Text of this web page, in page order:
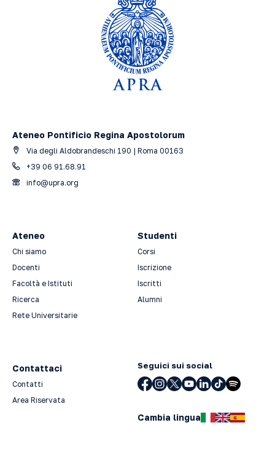
Ateneo Pontificio Regina Apostolorum
Via degli Aldobrandeschi 190 | Roma 00163
+39 06 91.68.91
info@upra.org
Ateneo
Chi siamo
Docenti
Facoltà e Istituti
Ricerca
Rete Universitarie
Studenti
Corsi
Iscrizione
Iscritti
Alumni
Contattaci
Contatti
Area Riservata
Seguici sui social
Cambia lingua